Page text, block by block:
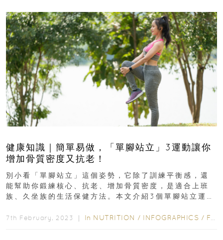
健康知識｜簡單易做，「單腳站立」3運動讓你
增加骨質密度又抗老！
別小看「單腳站立」這個姿勢，它除了訓練平衡感，還
能幫助你鍛練核心、抗老、增加骨質密度，是適合上班
族、久坐族的生活保健方法。本文介紹3個單腳站立運
7th February, 2023 ｜ In NUTRITION / INFOGRAPHICS / FITNESS